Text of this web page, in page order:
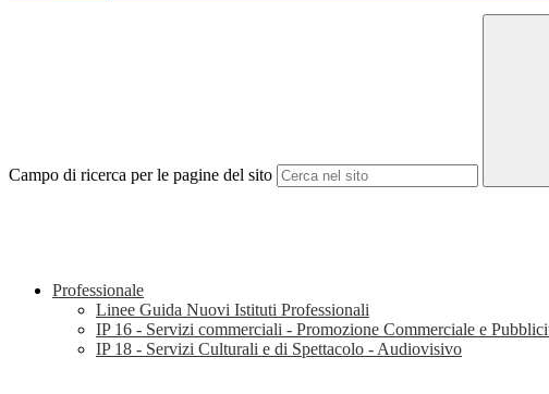
Campo di ricerca per le pagine del sito
Professionale
Linee Guida Nuovi Istituti Professionali
IP 16 - Servizi commerciali - Promozione Commerciale e
IP 18 - Servizi Culturali e di Spettacolo - Audiovisivo